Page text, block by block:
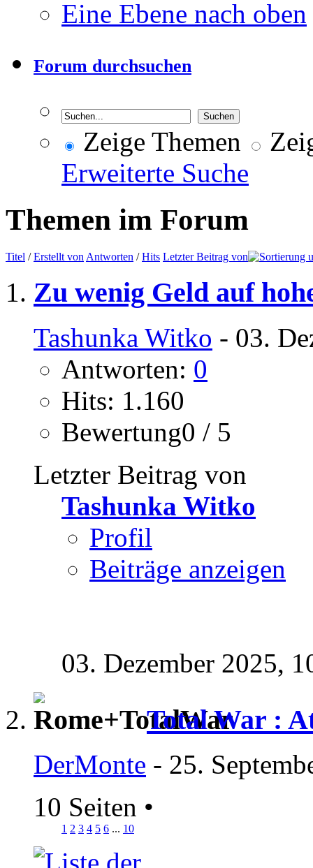
Eine Ebene nach oben
Forum durchsuchen
Zeige Themen
Erweiterte Suche
Themen im Forum
Titel /Erstellt von Antworten /Hits Letzter Beitrag von
Zu wenig Geld auf
Tashunka Witko - 03.
Antworten: 0
Hits: 1.160
Bewertung0 / 5
Letzter Beitrag von
Tashunka Witko
Profil
Beiträge anzeigen
03. Dezember 2025,
Total War :
DerMonte - 25.
10 Seiten •
1 2 3 4 5 6 ... 10